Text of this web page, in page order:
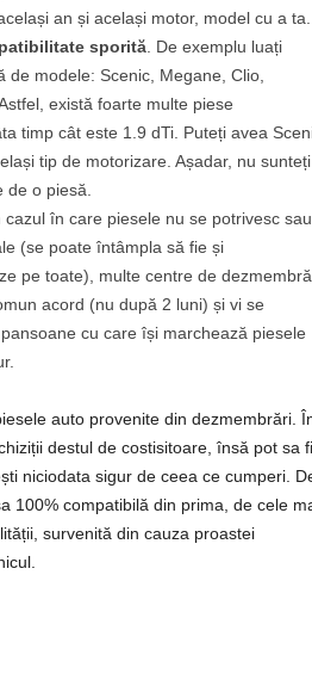
an și același motor, model cu a ta.
sporită. De exemplu luați
modele: Scenic, Megane, Clio,
există foarte multe piese
timp cât este 1.9 dTi. Puteți avea
tip de motorizare. Așadar, nu sunteți
o piesă.
cazul în care piesele nu se potrivesc sau
(se poate întâmpla să fie și
pe toate), multe centre de
acord (nu după 2 luni) și vi se
cu care își marchează piesele
auto provenite din dezmembrări.
destul de costisitoare, însă pot sa
niciodata sigur de ceea ce cumperi.
100% compatibilă din prima, de cele
survenită din cauza proastei